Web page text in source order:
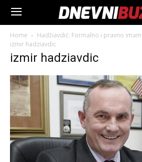
Home
Hadžiavdić: Formalno i pravno
izmir hadziavdic
izmir hadziavdic